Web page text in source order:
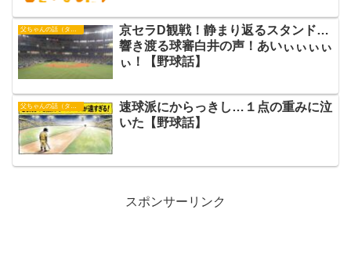
父ちゃんの話（タイガース）
京セラD観戦！静まり返るスタンド…
響き渡る球審白井の声！あいぃぃぃぃ
ぃ！【野球話】
父ちゃんの話（タイガース）
速球派にからっきし…１点の重みに泣
いた【野球話】
スポンサーリンク